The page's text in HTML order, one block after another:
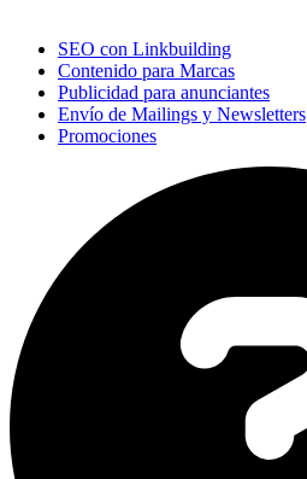
SEO con Linkbuilding
Contenido para Marcas
Publicidad para anunciantes
Envío de Mailings y Newsletters
Promociones